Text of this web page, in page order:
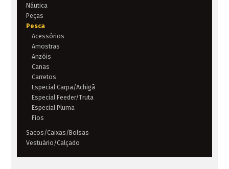
Náutica
Peças
Pesca
Acessórios
Amostras
Anzóis
Canas
Carretos
Especial Carpa/Achigã
Especial Feeder/Truta
Especial Pluma
Fios
Sacos/Caixas/Bolsas
Vestuário/Calçado